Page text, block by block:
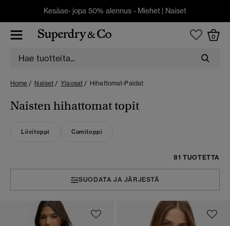
Kesäae- jopa 50% alennus - Miehet | Naiset
0
Home Naiset Ylaosat Hihattomat-Paidat
Naisten hihattomat topit
Liivitoppi Camitoppi
81 TUOTETTA
SUODATA JA JÄRJESTÄ